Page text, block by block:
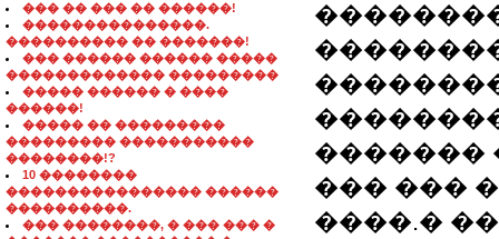
��� �� ��� �� ������!
���������������.
���������� �� �������!
��� ������ ������ �����
������������� ���������
����� ������ � ����
������!
����� �� ���������
��������� �����������
��������!?
10 ��������
���������������� ������
����������.
��� ��������, � ��� ��� �
�������
��� ���
����.�